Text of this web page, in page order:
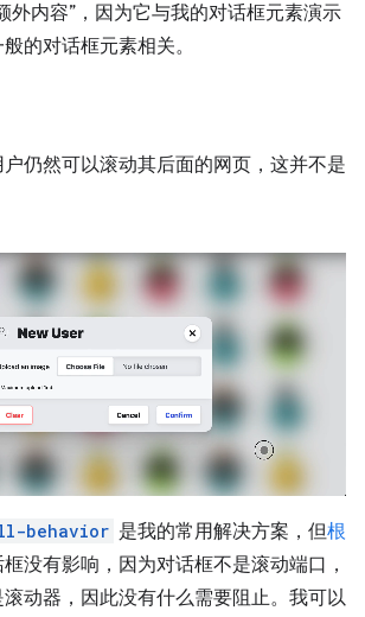
外内容”，因为它与我的对话框元素演示
的对话框元素相关。
仍然可以滚动其后面的网页，这并不是
behavior 是我的常用解决方案，但根
框没有影响，因为对话框不是滚动端口，
动器，因此没有什么需要阻止。我可以